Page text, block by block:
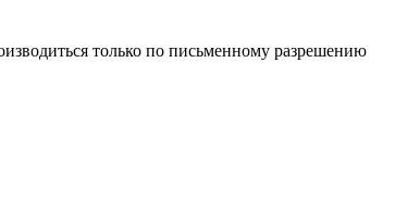
только по письменному разрешению